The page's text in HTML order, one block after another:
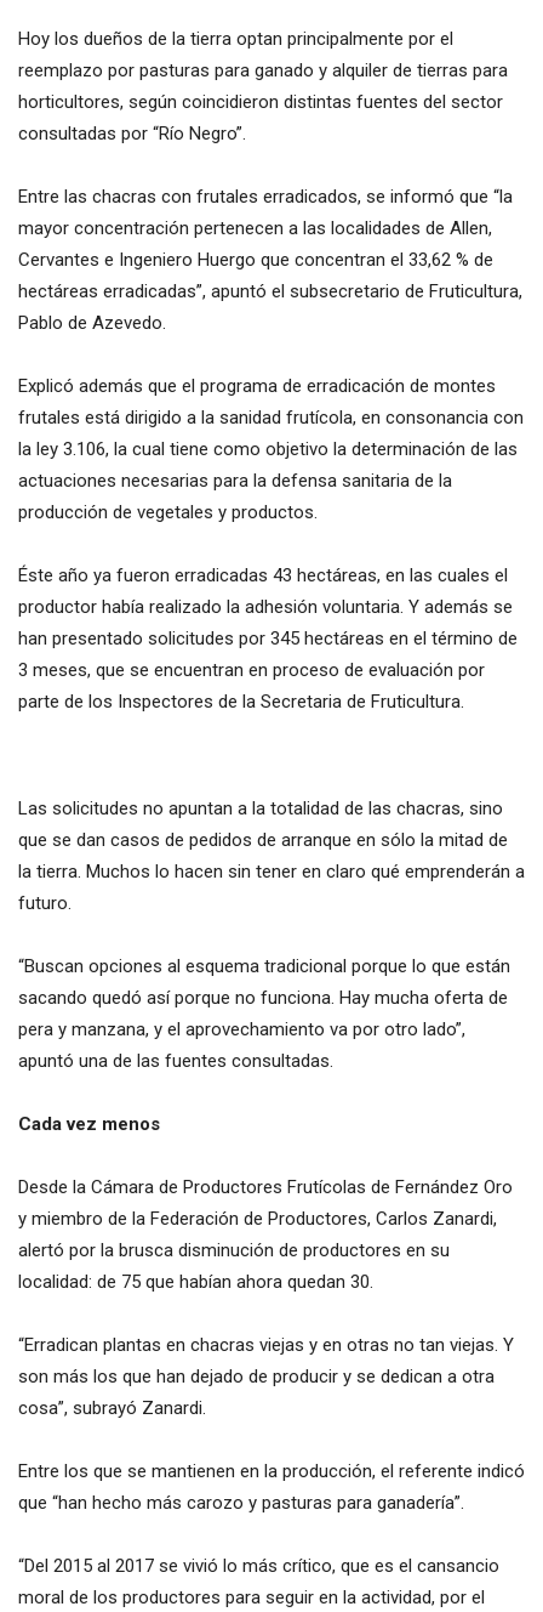
Hoy los dueños de la tierra optan principalmente por el
reemplazo por pasturas para ganado y alquiler de tierras para
horticultores, según coincidieron distintas fuentes del sector
consultadas por “Río Negro”.
Entre las chacras con frutales erradicados, se informó que “la
mayor concentración pertenecen a las localidades de Allen,
Cervantes e Ingeniero Huergo que concentran el 33,62 % de
hectáreas erradicadas”, apuntó el subsecretario de Fruticultura,
Pablo de Azevedo.
Explicó además que el programa de erradicación de montes
frutales está dirigido a la sanidad frutícola, en consonancia con
la ley 3.106, la cual tiene como objetivo la determinación de las
actuaciones necesarias para la defensa sanitaria de la
producción de vegetales y productos.
Éste año ya fueron erradicadas 43 hectáreas, en las cuales el
productor había realizado la adhesión voluntaria. Y además se
han presentado solicitudes por 345 hectáreas en el término de
3 meses, que se encuentran en proceso de evaluación por
parte de los Inspectores de la Secretaria de Fruticultura.
Las solicitudes no apuntan a la totalidad de las chacras, sino
que se dan casos de pedidos de arranque en sólo la mitad de
la tierra. Muchos lo hacen sin tener en claro qué emprenderán a
futuro.
“Buscan opciones al esquema tradicional porque lo que están
sacando quedó así porque no funciona. Hay mucha oferta de
pera y manzana, y el aprovechamiento va por otro lado”,
apuntó una de las fuentes consultadas.
Cada vez menos
Desde la Cámara de Productores Frutícolas de Fernández Oro
y miembro de la Federación de Productores, Carlos Zanardi,
alertó por la brusca disminución de productores en su
localidad: de 75 que habían ahora quedan 30.
“Erradican plantas en chacras viejas y en otras no tan viejas. Y
son más los que han dejado de producir y se dedican a otra
cosa”, subrayó Zanardi.
Entre los que se mantienen en la producción, el referente indicó
que “han hecho más carozo y pasturas para ganadería”.
“Del 2015 al 2017 se vivió lo más crítico, que es el cansancio
moral de los productores para seguir en la actividad, por el